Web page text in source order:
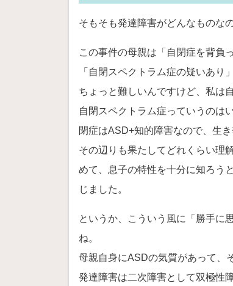
そもそも発達障害がどんなものな
この事件の母親は「自閉症を背負
「自閉スペクトラム症の疑いあり
ちょっと難しいんですけど、私は
自閉スペクトラム症っていうのは
閉症はASD+知的障害なので、生
その辺りも果たしてどれくらい理
めて、息子の特性を十分に知ろう
じました。
というか、こういう風に「勝手に
ね。
母親自身にASDの気質があって、
発達障害は二次障害として双極性